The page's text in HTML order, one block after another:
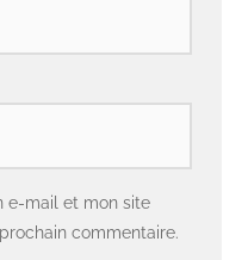
e-mail et mon site
commentaire.